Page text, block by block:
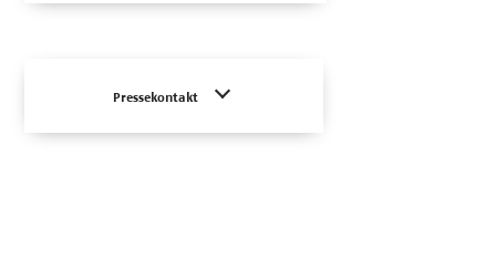
Pressekontakt